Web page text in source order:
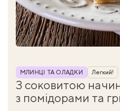
Рубрика
МЛИНЦІ ТА ОЛАДКИ Легкий!
З соковитою
з помідорами та